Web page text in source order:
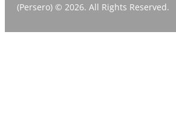
(Persero) © 2026. All Rights Reserved.